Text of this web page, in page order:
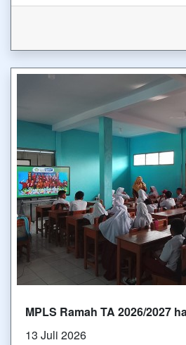
MPLS Ramah TA 2026/2027
13 Juli 2026